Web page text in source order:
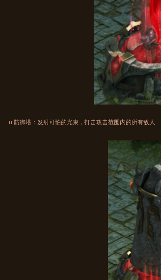
u 防御塔：发射可怕的光束，打击攻击范围内的所有敌人